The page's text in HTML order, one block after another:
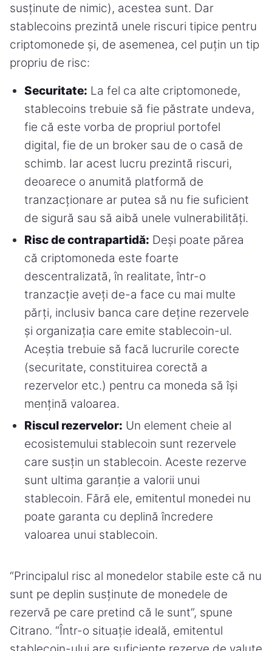
susținute de nimic), acestea sunt. Dar
stablecoins prezintă unele riscuri tipice pentru
criptomonede și, de asemenea, cel puțin un tip
propriu de risc:
Securitate: La fel ca alte criptomonede,
stablecoins trebuie să fie păstrate undeva,
fie că este vorba de propriul portofel
digital, fie de un broker sau de o casă de
schimb. Iar acest lucru prezintă riscuri,
deoarece o anumită platformă de
tranzacționare ar putea să nu fie suficient
de sigură sau să aibă unele vulnerabilități.
Risc de contrapartidă: Deși poate părea
că criptomoneda este foarte
descentralizată, în realitate, într-o
tranzacție aveți de-a face cu mai multe
părți, inclusiv banca care deține rezervele
și organizația care emite stablecoin-ul.
Aceștia trebuie să facă lucrurile corecte
(securitate, constituirea corectă a
rezervelor etc.) pentru ca moneda să își
mențină valoarea.
Riscul rezervelor: Un element cheie al
ecosistemului stablecoin sunt rezervele
care susțin un stablecoin. Aceste rezerve
sunt ultima garanție a valorii unui
stablecoin. Fără ele, emitentul monedei nu
poate garanta cu deplină încredere
valoarea unui stablecoin.
“Principalul risc al monedelor stabile este că nu
sunt pe deplin susținute de monedele de
rezervă pe care pretind că le sunt”, spune
Citrano. “Într-o situație ideală, emitentul